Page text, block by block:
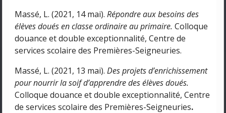
Massé, L. (2021, 14 mai). Répondre aux besoins des
élèves doués en classe ordinaire au primaire. Colloque
douance et double exceptionnalité, Centre de
services scolaire des Premières-Seigneuries.
Massé, L. (2021, 13 mai). Des projets d’enrichissement
pour nourrir la soif d’apprendre des élèves doués.
Colloque douance et double exceptionnalité, Centre
de services scolaire des Premières-Seigneuries.